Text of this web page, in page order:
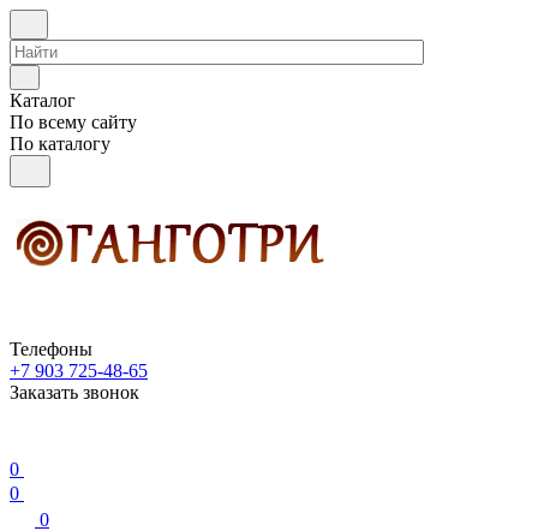
Каталог
По всему сайту
По каталогу
Телефоны
+7 903 725-48-65
Заказать звонок
0
0
0